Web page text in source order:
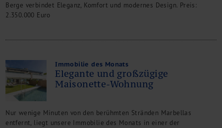
Berge verbindet Eleganz, Komfort und modernes Design. Preis:
2.350.000 Euro
Immobilie des Monats
Elegante und großzügige
Maisonette-Wohnung
Nur wenige Minuten von den berühmten Stränden Marbellas
entfernt, liegt unsere Immobilie des Monats in einer der